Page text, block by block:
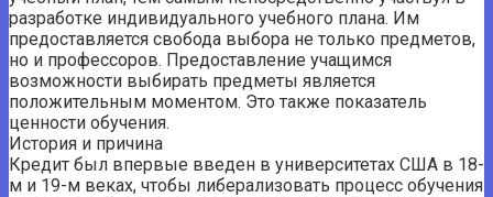
разработке индивидуального учебного плана. Им
предоставляется свобода выбора не только предметов,
но и профессоров. Предоставление учащимся
возможности выбирать предметы является
положительным моментом. Это также показатель
ценности обучения.
История и причина
Кредит был впервые введен в университетах США в 18-
м и 19-м веках, чтобы либерализовать процесс обучения